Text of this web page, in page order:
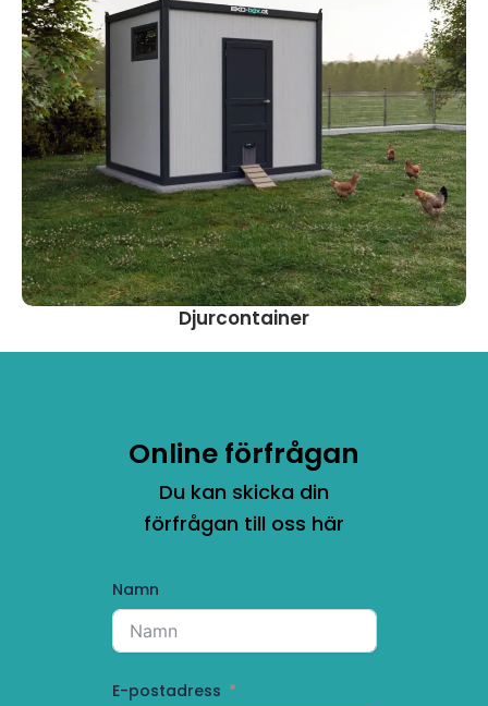
Djurcontainer
Online förfrågan
Du kan skicka din
förfrågan till oss här
Namn
E-postadress